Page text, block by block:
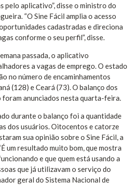
pelo aplicativo”, disse o ministro do
“O Sine Fácil amplia o acesso
cadastradas e direciona
conforme o seu perfil”, disse.
passada, o aplicativo
a vagas de emprego. O estado
no número de encaminhamentos
(128) e Ceará (73). O balanço dos
anunciados nesta quarta-feira.
durante o balanço foi a quantidade
dos usuários. Oitocentos e catorze
sua opinião sobre o Sine Fácil, a
um resultado muito bom, que mostra
e que quem está usando a
que já utilizavam o serviço do
geral do Sistema Nacional de